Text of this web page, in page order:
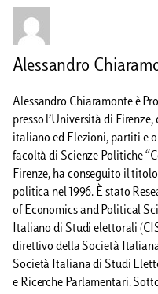
Alessandro
Alessandro Chiaramonte è
presso l’Università di
italiano ed Elezioni, partiti e
facoltà di Scienze Politiche
Firenze, ha conseguito il
politica nel 1996. È stato
of Economics and Political
Italiano di Studi elettorali
direttivo della Società
Società Italiana di Studi
e Ricerche Parlamentari.